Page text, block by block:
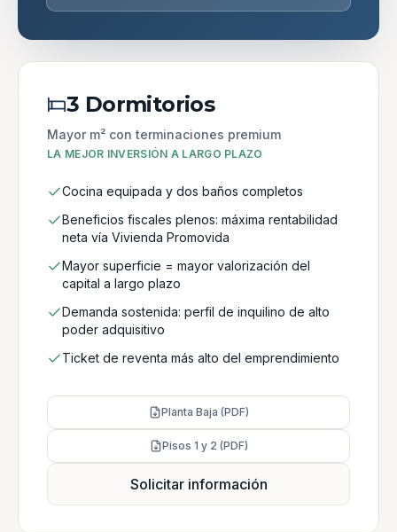
3 Dormitorios
Mayor m² con terminaciones premium
LA MEJOR INVERSIÓN A LARGO PLAZO
Cocina equipada y dos baños completos
Beneficios fiscales plenos: máxima rentabilidad
neta vía Vivienda Promovida
Mayor superficie = mayor valorización del
capital a largo plazo
Demanda sostenida: perfil de inquilino de alto
poder adquisitivo
Ticket de reventa más alto del emprendimiento
Planta Baja (PDF)
Pisos 1 y 2 (PDF)
Solicitar información